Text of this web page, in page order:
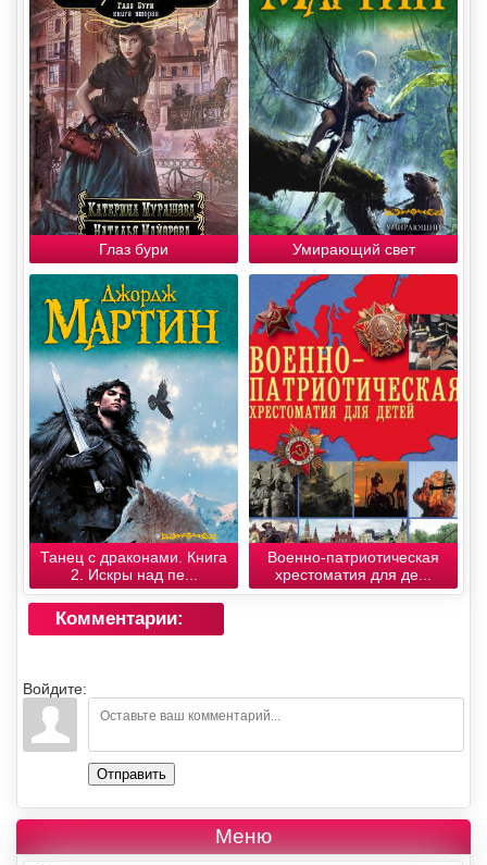
Глаз бури Умирающий свет
Танец с драконами. Книга
2. Искры над пе...
Военно-патриотическая
хрестоматия для де...
Комментарии:
Войдите:
Отправить
Меню